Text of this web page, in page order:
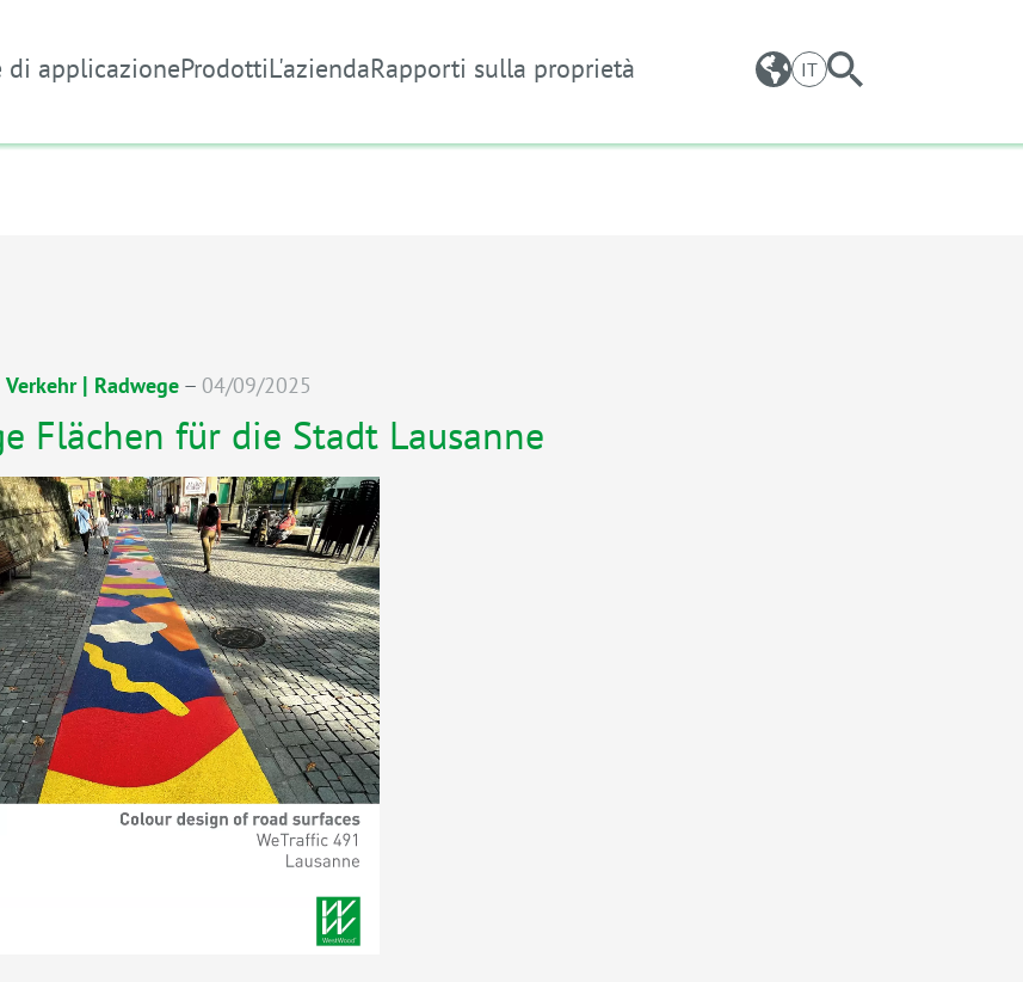
di applicazioneProdottiL'aziendaRapporti sulla proprietà IT
Verkehr| Radwege – 04/09/2025
Flächen für die Stadt Lausanne